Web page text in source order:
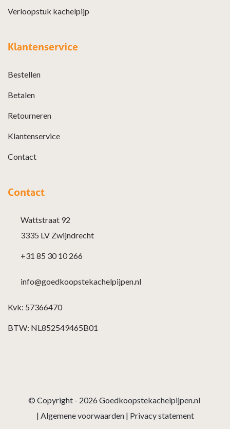
Verloopstuk kachelpijp
Klantenservice
Bestellen
Betalen
Retourneren
Klantenservice
Contact
Contact
Wattstraat 92
3335 LV Zwijndrecht
+31 85 30 10 266
info@goedkoopstekachelpijpen.nl
Kvk: 57366470
BTW: NL852549465B01
© Copyright - 2026 Goedkoopstekachelpijpen.nl
| Algemene voorwaarden| Privacy statement